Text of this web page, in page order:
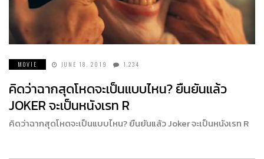
MOVIE JUNE 18, 2019 1,234
คิดว่าฉากสุดโหดจะเป็นแบบไหน? ยืนยันแล้ว
JOKER จะเป็นหนังเรท R
คิดว่าฉากสุดโหดจะเป็นแบบไหน? ยืนยันแล้ว Joker จะเป็นหนังเรท R